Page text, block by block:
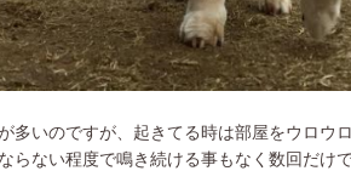
多いのですが、起きてる時は部屋をウロウ
ない程度で鳴き続ける事もなく数回だけ